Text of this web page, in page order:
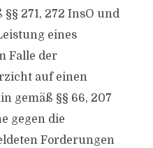
271, 272 InsO und
eines
Falle der
auf einen
gemäß §§ 66, 207
gegen die
Forderungen